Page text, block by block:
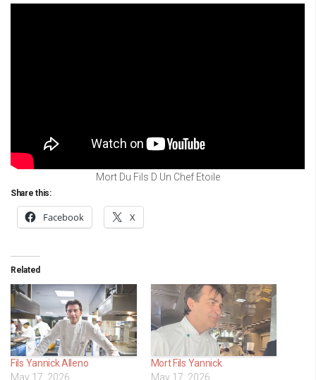
Mort Du Fils D Un Chef Etoile
Share this:
Facebook X
Related
Fils Yannick Alleno
May 17, 2026
Mort Fils Yannick
May 17, 2026